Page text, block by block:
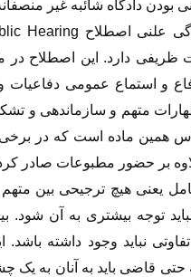
بودن دادگاه شائبه غیر
و استماع عمومی
متهم و سازماندهی و
همین ماده است که در
بر حضور مطبوعات صادر کرده
یعنی هیچ ترجیحی بین
توجه بیشتری به آن شود.
نباید وجود داشته
قاضی باید به آنان به یک